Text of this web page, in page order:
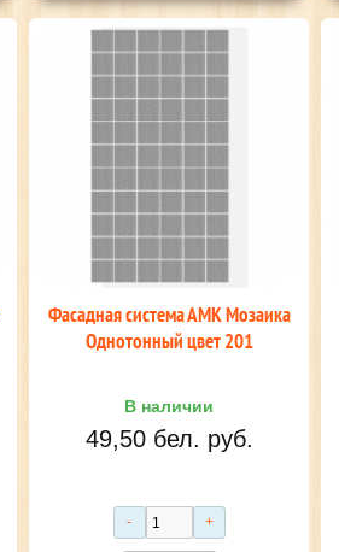
Фасадная система АМК Мозаика
Однотонный цвет 201
В наличии
49,50 бел. руб.